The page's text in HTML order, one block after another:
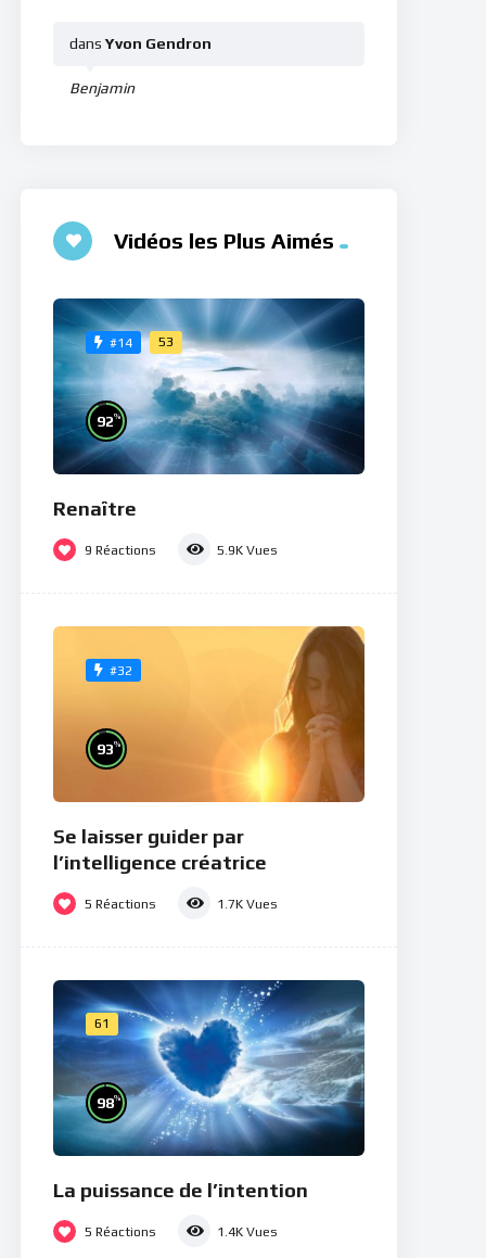
Benjamin
dansYvon Gendron
Vidéos les Plus Aimés
#14 53
92%
Renaître
9 Réactions 5.9K Vues
#32
93%
Se laisser guider par
l’intelligence créatrice
5 Réactions 1.7K Vues
61
98%
La puissance de l’intention
5 Réactions 1.4K Vues